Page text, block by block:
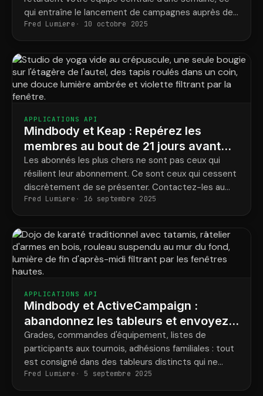
qui entraîne le lancement de campagnes auprès des
membres inactifs et l'acheminement des tickets
vers le mauvais site. AppConnect assure la mise à
jour des informations relatives à chaque site et
adhésion sur l'ensemble de vos outils.
Fred Lumiere 10 octobre 2025
APPLICATIONS API
Mindbody et Keap : Repérez les
membres au bout de 21 jours avant
qu’ils ne quittent discrètement leur
compte.
Les abonnés les plus chers ne sont pas ceux qui
résilient leur abonnement. Ce sont ceux qui cessent
discrètement de se présenter. Contactez-les au
bout de 21 jours et beaucoup reviendront.
Fred Lumiere 16 septembre 2025
APPLICATIONS API
Mindbody et ActiveCampaign :
abandonnez les tableurs et envoyez
des e-mails aux bons membres
Grades, commandes d'équipement, listes de
participants aux tournois, adhésions familiales : tout
est consigné dans des tableurs distincts qui ne
concordent jamais. Voici comment envoyer des e-
mails précis et ciblés à vos membres sans avoir à
Fred Lumiere 5 septembre 2025